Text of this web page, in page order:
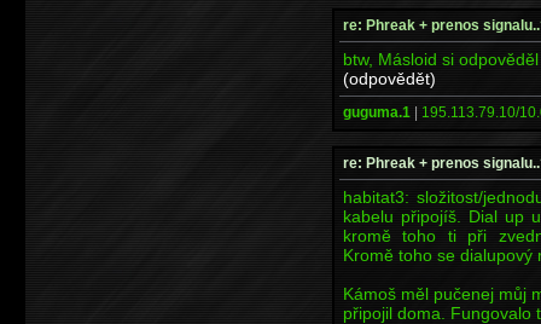
re: Phreak + prenos
btw, Másloid si
(odpovědět)
guguma.1 | 195.113.79.10/
re: Phreak + prenos
habitat3: složitost/
kabelu připojíš. Dial up
kromě toho ti při
Kromě toho se
Kámoš měl pučenej můj
připojil doma. Fungovalo